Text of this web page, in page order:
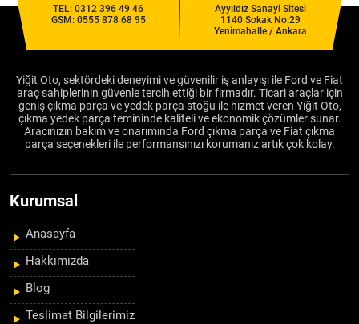
TEL:0312 396 49 46
GSM: 0555 878 68 95
Ayyıldız Sanayi Sitesi
1140 Sokak No:29
Yenimahalle / Ankara
Yiğit Oto, sektördeki deneyimi ve güvenilir iş anlayışı ile Ford ve Fiat
araç sahiplerinin güvenle tercih ettiği bir firmadır. Ticari araçlar için
geniş çıkma parça ve yedek parça stoğu ile hizmet veren Yiğit Oto,
çıkma yedek parça temininde kaliteli ve ekonomik çözümler sunar.
Aracınızın bakım ve onarımında Ford çıkma parça ve Fiat çıkma
parça seçenekleri ile performansınızı korumanız artık çok kolay.
Kurumsal
Anasayfa
Hakkımızda
Blog
Teslimat Bilgilerimiz